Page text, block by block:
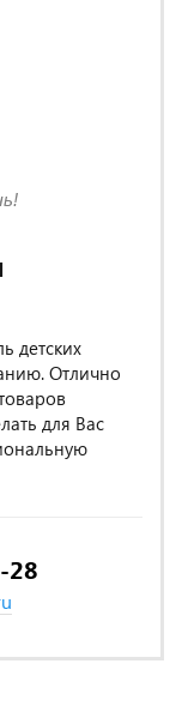
детских
Отлично
для Вас
28